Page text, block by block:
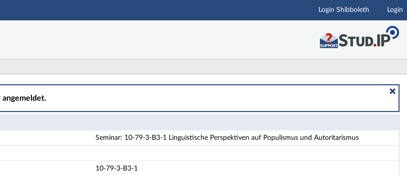
Hauptnavigation
Login Shibboleth Login
Perspektiven auf Populismus und Autoritarismus - Details
angemeldet.
Seminar: 10-79-3-B3-1 Linguistische Perspektiven auf Populismus und Autoritarismus
10-79-3-B3-1